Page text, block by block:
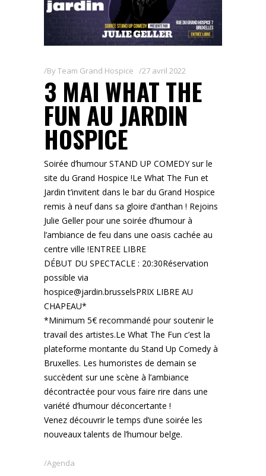
ByTeam Grand Hospice 27 avril 2022
3 MAI WHAT THE
FUN AU JARDIN
HOSPICE
Soirée d’humour STAND UP COMEDY sur le
site du Grand Hospice !Le What The Fun et
Jardin t’invitent dans le bar du Grand Hospice
remis à neuf dans sa gloire d’anthan ! Rejoins
Julie Geller pour une soirée d’humour à
l’ambiance de feu dans une oasis cachée au
centre ville !ENTREE LIBRE
DÉBUT DU SPECTACLE : 20:30Réservation
possible via
hospice@jardin.brusselsPRIX LIBRE AU
CHAPEAU*
*Minimum 5€ recommandé pour soutenir le
travail des artistes.Le What The Fun c’est la
plateforme montante du Stand Up Comedy à
Bruxelles. Les humoristes de demain se
succèdent sur une scène à l’ambiance
décontractée pour vous faire rire dans une
variété d’humour déconcertante !
Venez découvrir le temps d’une soirée les
nouveaux talents de l’humour belge.
Agenda